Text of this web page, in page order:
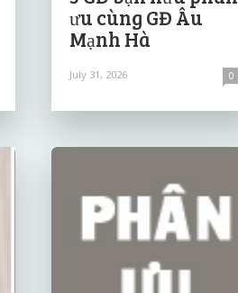
ưu cùng GĐ Âu
Mạnh Hà
July 31, 2026 0